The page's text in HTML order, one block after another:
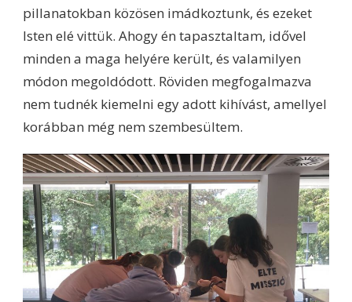
pillanatokban közösen imádkoztunk, és ezeket
Isten elé vittük. Ahogy én tapasztaltam, idővel
minden a maga helyére került, és valamilyen
módon megoldódott. Röviden megfogalmazva
nem tudnék kiemelni egy adott kihívást, amellyel
korábban még nem szembesültem.